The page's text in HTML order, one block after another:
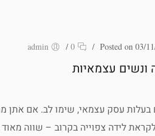
Posted on 03/
/
0
/
admin
ונשים עצמאיות
בעלות עסק עצמאי, שימו לב. אם אתן
לידה צפוייה בקרוב – שווה